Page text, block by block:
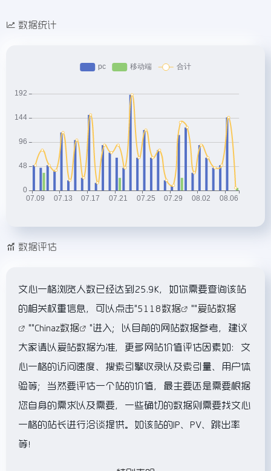
数据统计
数据评估
文心一格浏览人数已经达到25.9K，如你需要查询该站
的相关权重信息，可以点击"5118数据 ""爱站数据
""Chinaz数据
"进入；以目前的网站数据参考，建议
大家请以爱站数据为准，更多网站价值评估因素如：文
心一格的访问速度、搜索引擎收录以及索引量、用户体
验等；当然要评估一个站的价值，最主要还是需要根据
您自身的需求以及需要，一些确切的数据则需要找文心
一格的站长进行洽谈提供。如该站的IP、PV、跳出率
等！